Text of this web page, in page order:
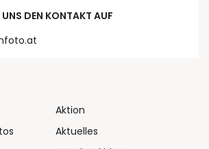
UNS DEN KONTAKT AUF
Aktion
Aktuelles